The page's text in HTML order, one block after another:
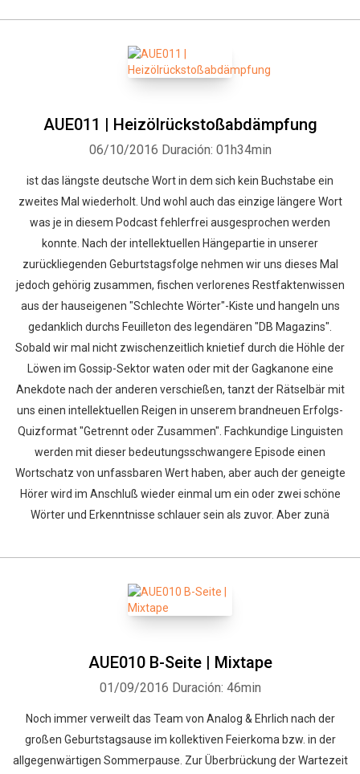
AUE011 | Heizölrückstoßabdämpfung
06/10/2016 Duración: 01h34min
ist das längste deutsche Wort in dem sich kein Buchstabe ein
zweites Mal wiederholt. Und wohl auch das einzige längere Wort
was je in diesem Podcast fehlerfrei ausgesprochen werden
konnte. Nach der intellektuellen Hängepartie in unserer
zurückliegenden Geburtstagsfolge nehmen wir uns dieses Mal
jedoch gehörig zusammen, fischen verlorenes Restfaktenwissen
aus der hauseigenen "Schlechte Wörter"-Kiste und hangeln uns
gedanklich durchs Feuilleton des legendären "DB Magazins".
Sobald wir mal nicht zwischenzeitlich knietief durch die Höhle der
Löwen im Gossip-Sektor waten oder mit der Gagkanone eine
Anekdote nach der anderen verschießen, tanzt der Rätselbär mit
uns einen intellektuellen Reigen in unserem brandneuen Erfolgs-
Quizformat "Getrennt oder Zusammen". Fachkundige Linguisten
werden mit dieser bedeutungsschwangere Episode einen
Wortschatz von unfassbaren Wert haben, aber auch der geneigte
Hörer wird im Anschluß wieder einmal um ein oder zwei schöne
Wörter und Erkenntnisse schlauer sein als zuvor. Aber zunä
AUE010 B-Seite | Mixtape
01/09/2016 Duración: 46min
Noch immer verweilt das Team von Analog & Ehrlich nach der
großen Geburtstagsause im kollektiven Feierkoma bzw. in der
allgegenwärtigen Sommerpause. Zur Überbrückung der Wartezeit